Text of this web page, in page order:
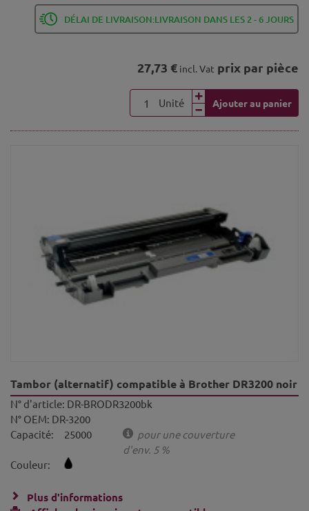
DÉLAI DE LIVRAISON:LIVRAISON DANS LES 2 - 6 JOURS
27,73 € incl. Vat prix par pièce
Unité Ajouter au panier
Tambor (alternatif) compatible à Brother DR3200 noir
N° d'article: DR-BRODR3200bk
N° OEM: DR-3200
Capacité:
25000
pour une couverture
d'env. 5 %
Couleur:
Plus d'informations